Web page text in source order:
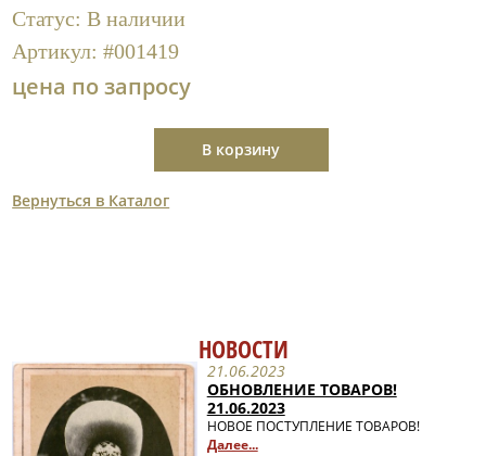
Статус:В наличии
Артикул:#001419
цена по запросу
В корзину
Вернуться в Каталог
НОВОСТИ
21.06.2023
ОБНОВЛЕНИЕ ТОВАРОВ!
21.06.2023
НОВОЕ ПОСТУПЛЕНИЕ ТОВАРОВ!
Далее...